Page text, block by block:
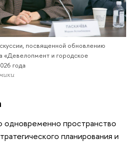
посвященной обновлению
«Девелопмент и городское
года
одновременно пространство
планирования и